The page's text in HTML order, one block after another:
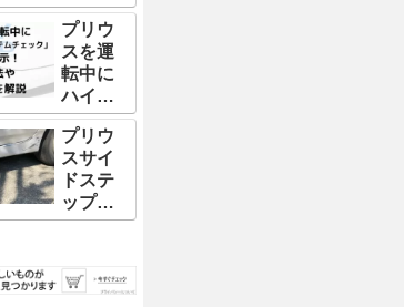
コツを
徹底解
説！
で中古
車を買
ってみ
た結果
レビュ
ー
する方
法を徹
底解
説！！
おすす
めホー
ンもご
紹介！
プリウ
スを運
転中に
ハイブ
リッド
システ
ムチェ
ックの
警告表
法や修
理費用
プリウ
スサイ
ドステ
ップに
傷が…
用の相
場や自